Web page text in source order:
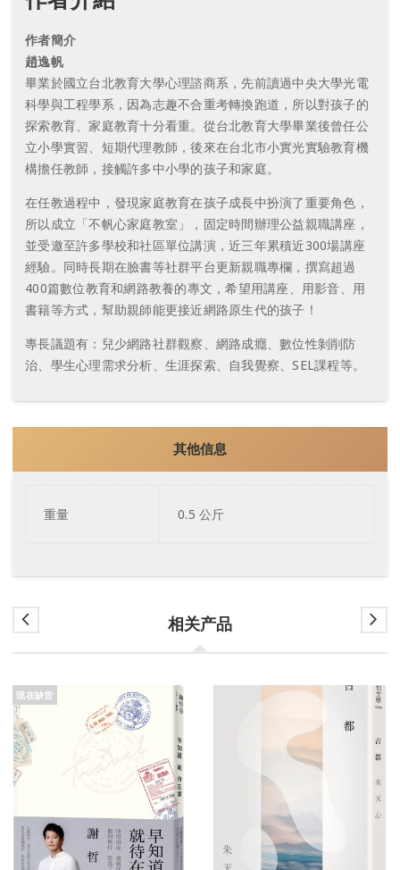
作者簡介
趙逸帆
畢業於國立台北教育大學心理諮商系，先前讀過中央大學光電
科學與工程學系，因為志趣不合重考轉換跑道，所以對孩子的
探索教育、家庭教育十分看重。從台北教育大學畢業後曾任公
立小學實習、短期代理教師，後來在台北市小實光實驗教育機
構擔任教師，接觸許多中小學的孩子和家庭。
在任教過程中，發現家庭教育在孩子成長中扮演了重要角色，
所以成立「不帆心家庭教室」，固定時間辦理公益親職講座，
並受邀至許多學校和社區單位講演，近三年累積近300場講座
經驗。同時長期在臉書等社群平台更新親職專欄，撰寫超過
400篇數位教育和網路教養的專文，希望用講座、用影音、用
書籍等方式，幫助親師能更接近網路原生代的孩子！
專長議題有：兒少網路社群觀察、網路成癮、數位性剝削防
治、學生心理需求分析、生涯探索、自我覺察、SEL課程等。
其他信息
重量 0.5 公斤
相关产品
现在缺货